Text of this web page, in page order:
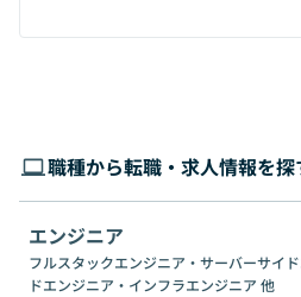
職種から転職・求人情報を探
エンジニア
フルスタックエンジニア・サーバーサイ
ドエンジニア・インフラエンジニア 他